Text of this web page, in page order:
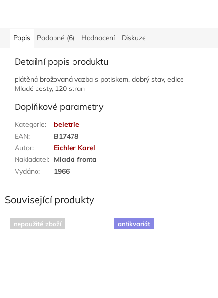
Popis Podobné (6) Hodnocení Diskuze
Detailní popis produktu
plátěná brožovaná vazba s potiskem, dobrý stav, edice
Mladé cesty, 120 stran
Doplňkové parametry
Kategorie:
beletrie
EAN:
B17478
Autor:
Eichler Karel
Nakladatel:
Mladá fronta
Vydáno: 1966
Související produkty
nepoužité zboží antikvariát